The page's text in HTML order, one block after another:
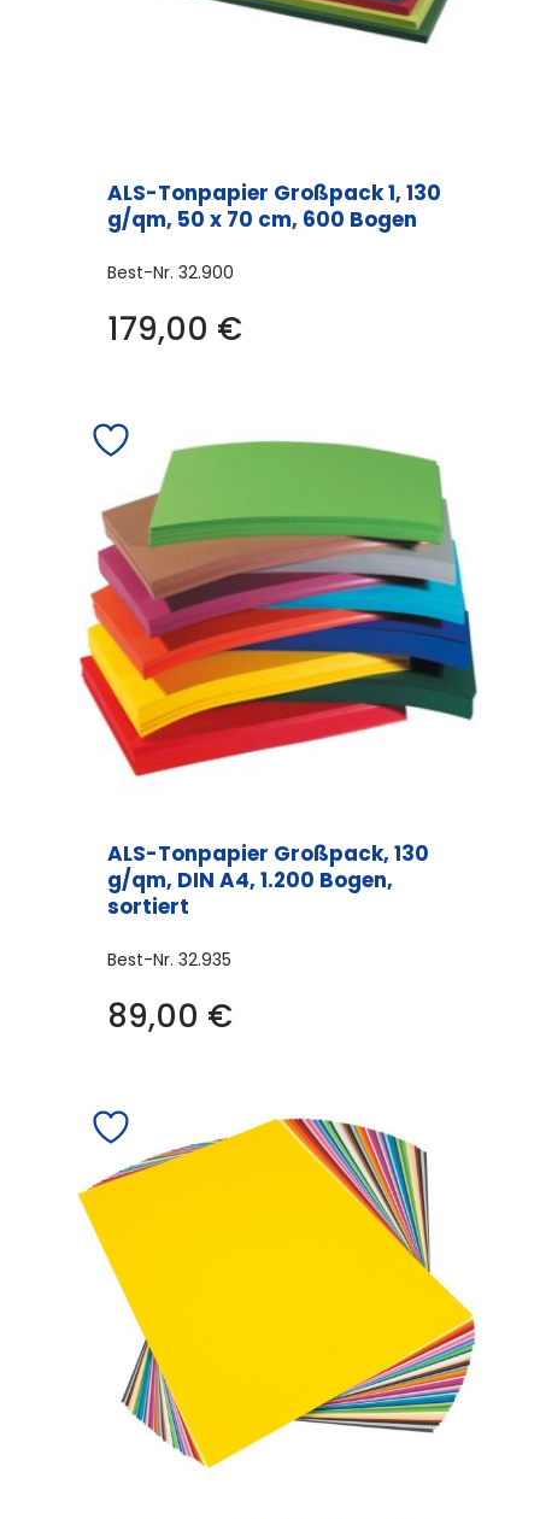
ALS-Tonpapier Großpack 1, 130
g/qm, 50 x 70 cm, 600 Bogen
Best-Nr. 32.900
179,00 €
ALS-Tonpapier Großpack, 130
g/qm, DIN A4, 1.200 Bogen,
sortiert
Best-Nr. 32.935
89,00 €